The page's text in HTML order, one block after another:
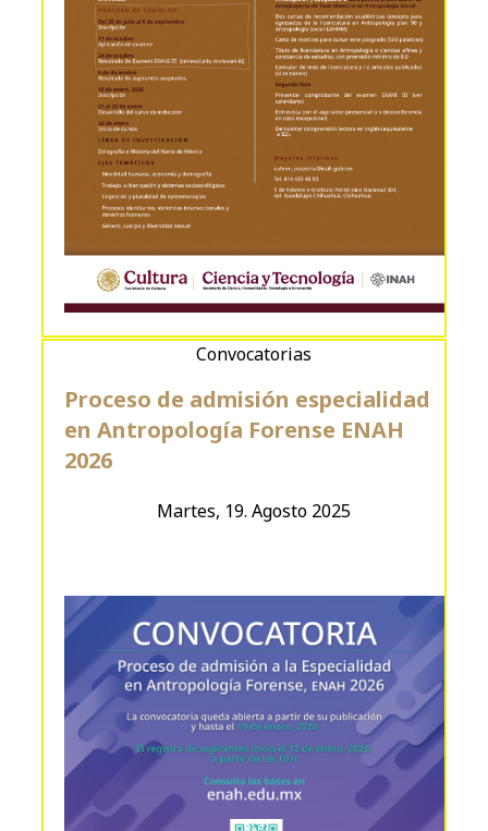
Martes, 19. Agosto 2025
Proceso de admisión especialidad
en Antropología Forense ENAH
2026
Convocatorias